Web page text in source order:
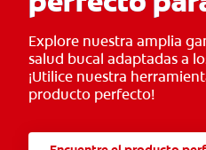
Explore nuestra amplia
salud bucal adaptadas a
¡Utilice nuestra
producto perfecto!